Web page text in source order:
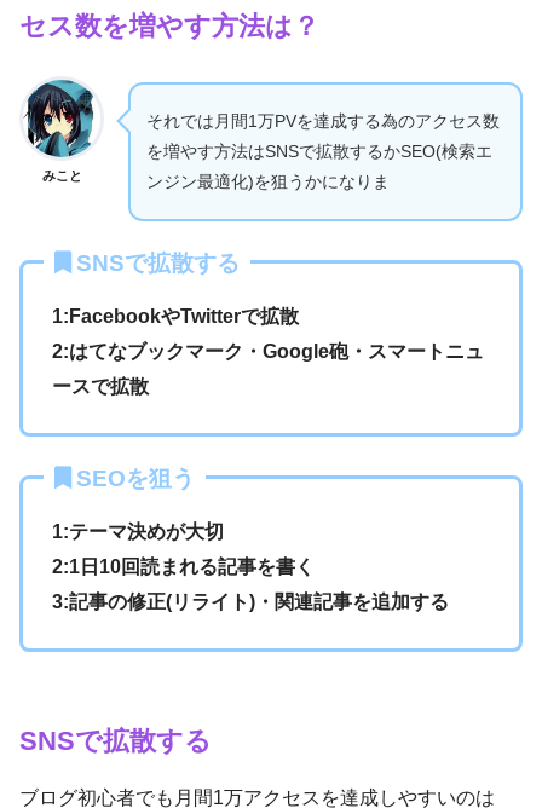
セス数を増やす方法は？
みこと
それでは月間1万PVを達成する為のアクセス数
を増やす方法はSNSで拡散するかSEO(検索エ
ンジン最適化)を狙うかになりま
SNSで拡散する
1:FacebookやTwitterで拡散
2:はてなブックマーク・Google砲・スマートニュ
ースで拡散
SEOを狙う
1:テーマ決めが大切
2:1日10回読まれる記事を書く
3:記事の修正(リライト)・関連記事を追加する
SNSで拡散する
ブログ初心者でも月間1万アクセスを達成しやすいのは